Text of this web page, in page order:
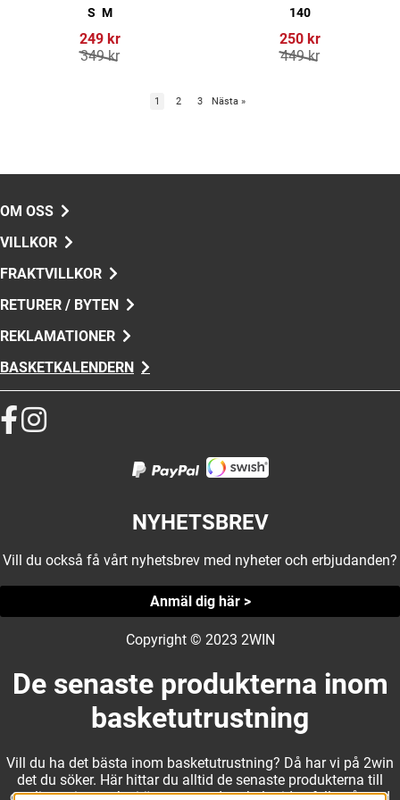
S M
249 kr
349 kr
140
250 kr
449 kr
1 2 3 Nästa »
OM OSS
VILLKOR
FRAKTVILLKOR
RETURER / BYTEN
REKLAMATIONER
BASKETKALENDERN
NYHETSBREV
Vill du också få vårt nyhetsbrev med nyheter och erbjudanden?
Anmäl dig här >
Copyright © 2023 2WIN
De senaste produkterna inom
basketutrustning
Vill du ha det bästa inom basketutrustning? Då har vi på 2win
det du söker. Här hittar du alltid de senaste produkterna till